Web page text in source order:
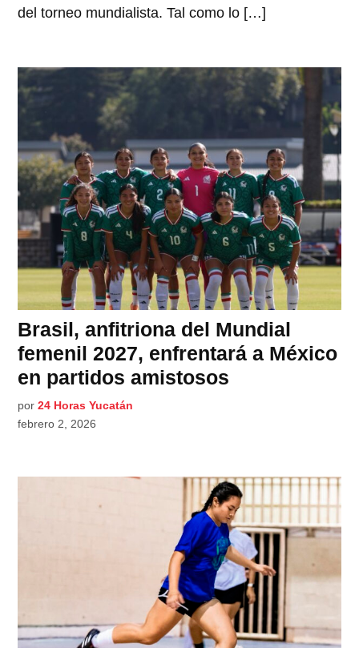
del torneo mundialista. Tal como lo […]
Brasil, anfitriona del Mundial
femenil 2027, enfrentará a México
en partidos amistosos
por 24 Horas Yucatán
febrero 2, 2026